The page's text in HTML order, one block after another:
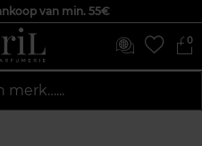
van min. 55€
0
merk…...